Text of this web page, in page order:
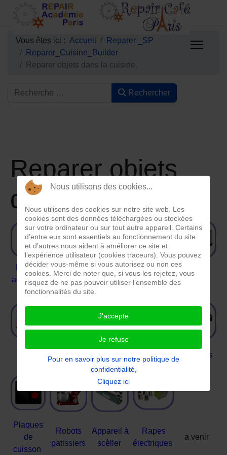
Vous êtes ici : Accueil
Reparer _SP
Reparer_Cuisine_Builder
Reparer objets dans la cuisine.
Rechercher
Reparer objets
dans la cuisine.
Presse
agrumes
robot
mixeur
Bouilloire
Multi-
cuiseur
Four
Grille
Cafetières Mixeurs
Machines à
pain
Planchas
Plaques
de
cuisson
Robots
patissiers
Appareil à
scèller
Rapes
électriques
a venir
Nous utilisons des cookies...
Nous utilisons des cookies sur notre site web. Les
cookies sont des données téléchargées ou stockées
sur votre ordinateur ou sur tout autre appareil. Certains
d’entre eux sont essentiels au fonctionnement du site
et d’autres nous aident à améliorer ce site et
l’expérience utilisateur (cookies traceurs). Vous pouvez
décider vous-même si vous autorisez ou non ces
cookies. Merci de noter que, si vous les rejetez, vous
risquez de ne pas pouvoir utiliser l’ensemble des
fonctionnalités du site.
J'accepte
Je refuse
Pour en savoir plus sur notre politique de
confidentialité,
Cliquez ici